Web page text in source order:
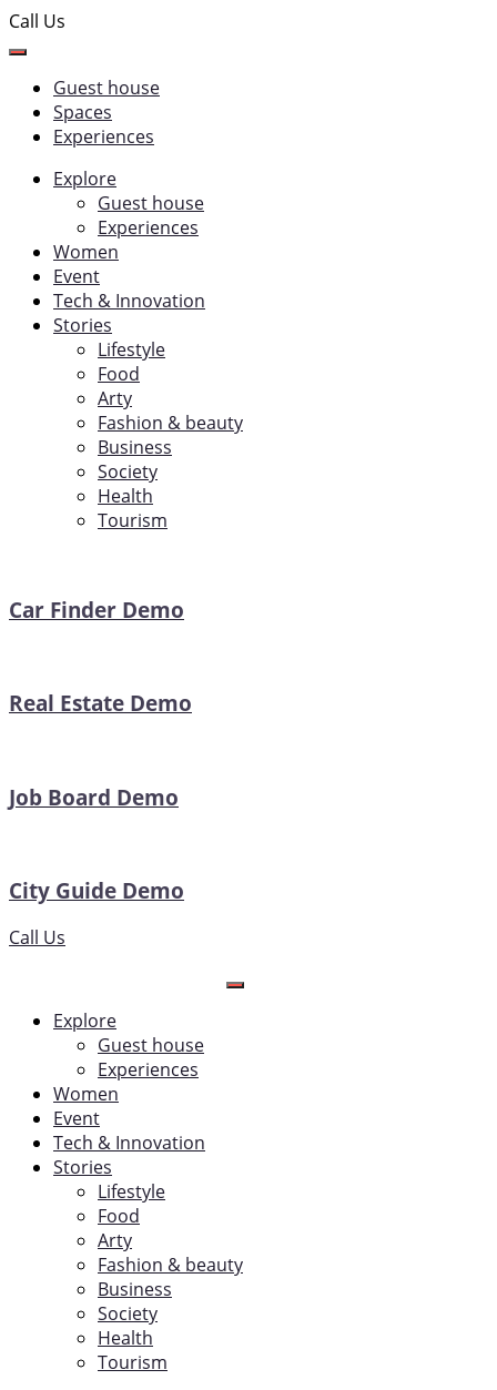
Call Us
Guest house
Spaces
Experiences
Explore
Guest house
Experiences
Women
Event
Tech & Innovation
Stories
Lifestyle
Food
Arty
Fashion & beauty
Business
Society
Health
Tourism
Car Finder Demo
Real Estate Demo
Job Board Demo
City Guide Demo
Call Us
Explore
Guest house
Experiences
Women
Event
Tech & Innovation
Stories
Lifestyle
Food
Arty
Fashion & beauty
Business
Society
Health
Tourism